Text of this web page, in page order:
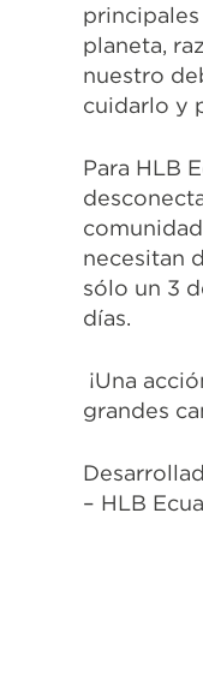
planeta,
nuestro
cuidarlo y
Para HLB
necesitan
sólo un 3
días.
¡Una
grandes
– HLB